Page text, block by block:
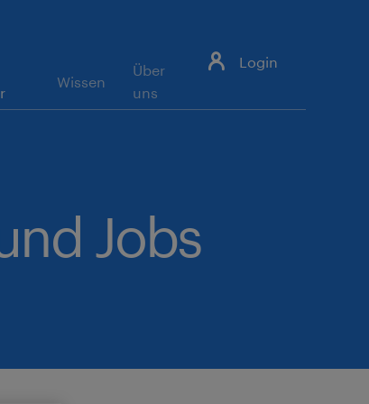
Wissen
Über
uns
Login
Jobs